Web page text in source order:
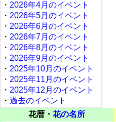
・ 2026年4月のイベント
・ 2026年5月のイベント
・ 2026年6月のイベント
・ 2026年7月のイベント
・ 2026年8月のイベント
・ 2026年9月のイベント
・ 2025年10月のイベント
・ 2025年11月のイベント
・ 2025年12月のイベント
・ 過去のイベント
花暦・ 花の名所